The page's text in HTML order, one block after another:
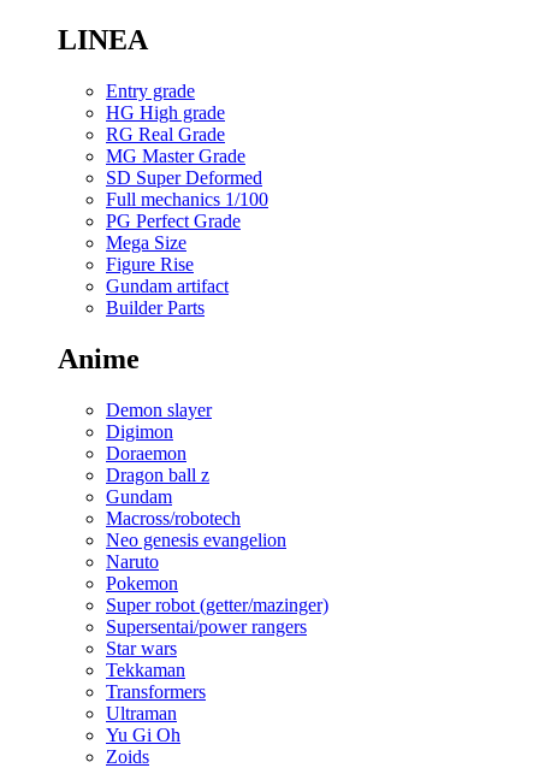
LINEA
Entry grade
HG High grade
RG Real Grade
MG Master Grade
SD Super Deformed
Full mechanics 1/100
PG Perfect Grade
Mega Size
Figure Rise
Gundam artifact
Builder Parts
Anime
Demon slayer
Digimon
Doraemon
Dragon ball z
Gundam
Macross/robotech
Neo genesis evangelion
Naruto
Pokemon
Super robot (getter/mazinger)
Supersentai/power rangers
Star wars
Tekkaman
Transformers
Ultraman
Yu Gi Oh
Zoids